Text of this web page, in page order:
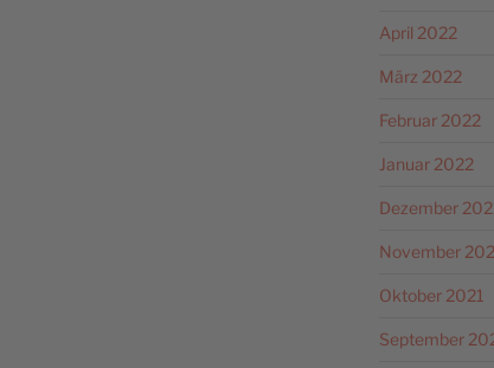
April 2022
März 2022
Februar 2022
Januar 2022
Dezember
November
Oktober 2021
September